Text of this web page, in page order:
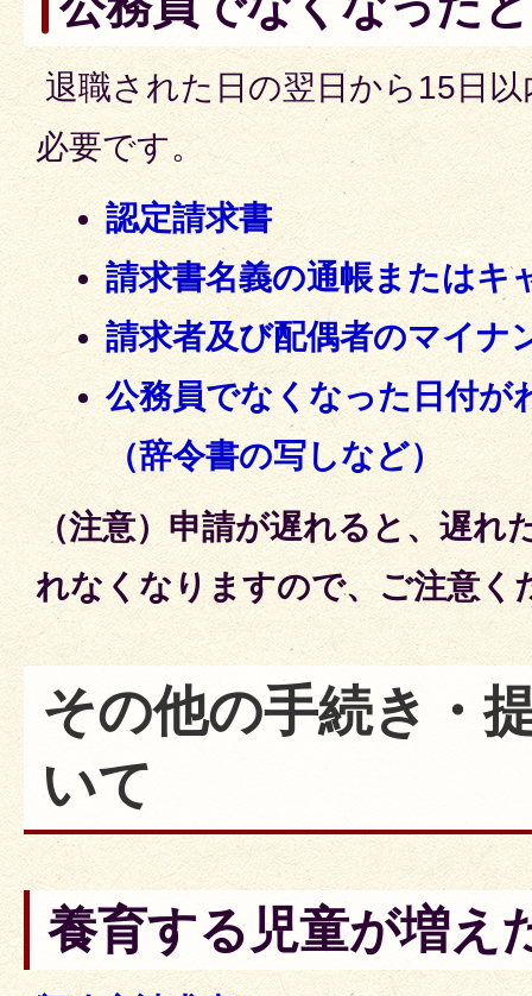
退職された日の翌日から15日以
必要です。
認定請求書
請求書名義の通帳またはキ
請求者及び配偶者のマイナ
公務員でなくなった日付が
（辞令書の写しなど）
（注意）申請が遅れると、遅れ
れなくなりますので、ご注意く
その他の手続き・
いて
養育する児童が増え